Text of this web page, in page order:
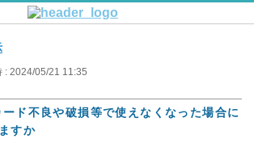
: 2024/05/21 11:35
ド不良や破損等で使えなくなった場合に
すか